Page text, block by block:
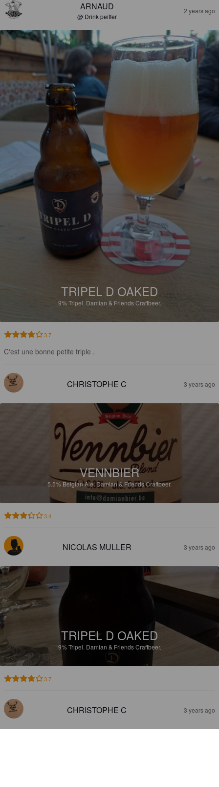
ARNAUD
@ Drink peiffer
2 years ago
TRIPEL D OAKED
9%Tripel. Damian & Friends Craftbeer.
3.7
C'est une bonne petite triple .
CHRISTOPHE C 3 years ago
VENNBIER
5.5%Belgian Ale.Damian & Friends Craftbeer.
3.4
NICOLAS MULLER 3 years ago
TRIPEL D OAKED
9%Tripel. Damian & Friends Craftbeer.
3.7
CHRISTOPHE C 3 years ago